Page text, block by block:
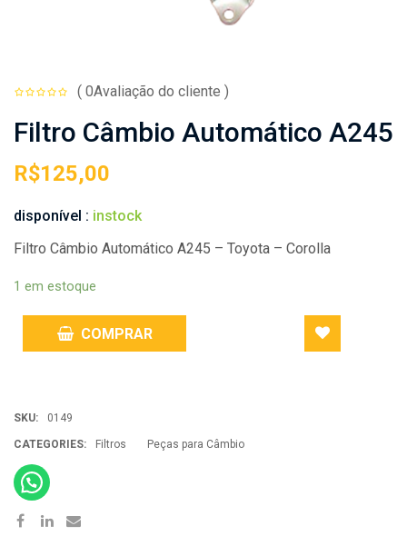
( 0Avaliação do cliente )
Filtro Câmbio Automático A245
R$125,00
disponível : instock
Filtro Câmbio Automático A245 – Toyota – Corolla
1 em estoque
COMPRAR
SKU: 0149
CATEGORIES: Filtros Peças para Câmbio